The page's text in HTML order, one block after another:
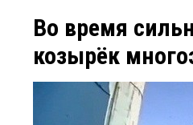
Во время
козырёк